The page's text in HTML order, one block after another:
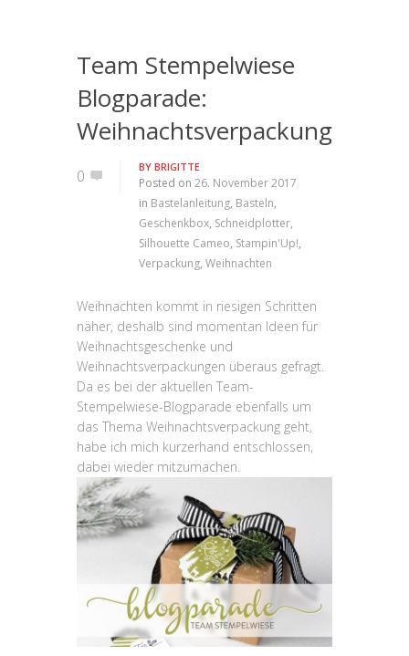
Team Stempelwiese
Blogparade:
Weihnachtsverpackung
0 BY BRIGITTE
Posted on 26. November 2017
in Bastelanleitung, Basteln,
Geschenkbox, Schneidplotter,
Silhouette Cameo, Stampin'Up!,
Verpackung, Weihnachten
Weihnachten kommt in riesigen Schritten
näher, deshalb sind momentan Ideen für
Weihnachtsgeschenke und
Weihnachtsverpackungen überaus gefragt.
Da es bei der aktuellen Team-
Stempelwiese-Blogparade ebenfalls um
das Thema Weihnachtsverpackung geht,
habe ich mich kurzerhand entschlossen,
dabei wieder mitzumachen.